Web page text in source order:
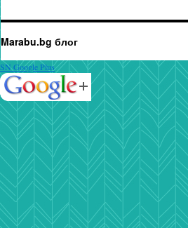
Marabu.bg блог
SN Google Plus